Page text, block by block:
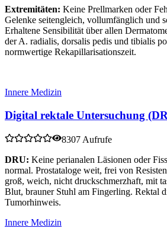
Extremitäten: Keine Prellmarken oder
Gelenke seitengleich, vollumfänglich und
Erhaltene Sensibilität über allen
der A. radialis, dorsalis pedis und tibialis
normwertige Rekapillarisationszeit.
Innere Medizin
Digital rektale Untersuchung
8307 Aufrufe
DRU: Keine perianalen Läsionen oder
normal. Prostataloge weit, frei von
groß, weich, nicht druckschmerzhaft, mit
Blut, brauner Stuhl am Fingerling. Rektal
Tumorhinweis.
Innere Medizin